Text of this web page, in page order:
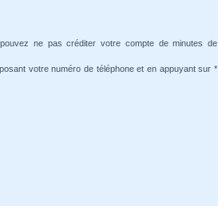
ne pas créditer votre compte de minutes de
votre numéro de téléphone et en appuyant sur *